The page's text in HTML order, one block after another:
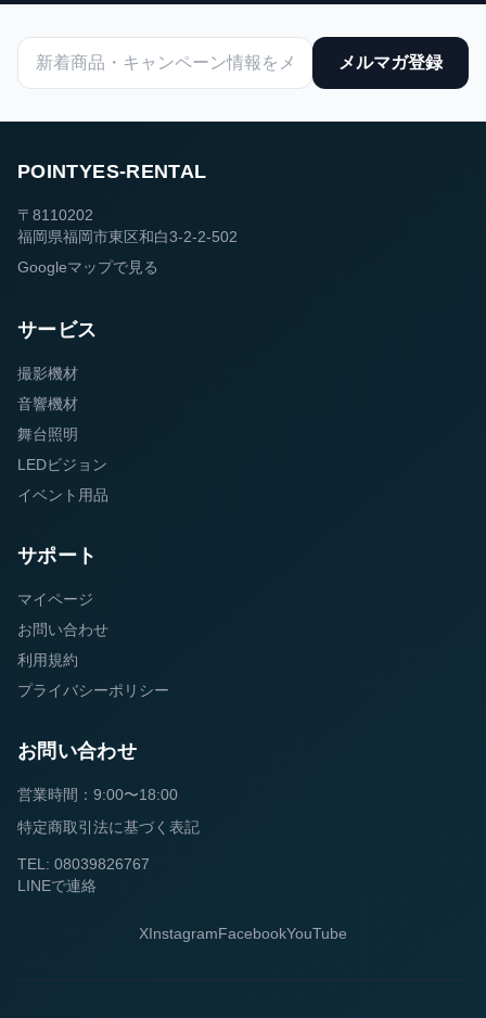
メルマガ登録
POINTYES-RENTAL
〒8110202
福岡県福岡市東区和白3-2-2-502
Googleマップで見る
サービス
撮影機材
音響機材
舞台照明
LEDビジョン
イベント用品
サポート
マイページ
お問い合わせ
利用規約
プライバシーポリシー
お問い合わせ
営業時間：9:00〜18:00
特定商取引法に基づく表記
TEL: 08039826767
LINEで連絡
XInstagramFacebookYouTube